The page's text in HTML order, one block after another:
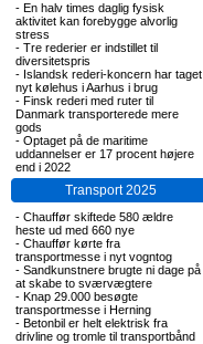
- En halv times daglig fysisk
aktivitet kan forebygge alvorlig
stress
- Tre rederier er indstillet til
diversitetspris
- Islandsk rederi-koncern har taget
nyt kølehus i Aarhus i brug
- Finsk rederi med ruter til
Danmark transporterede mere
gods
- Optaget på de maritime
uddannelser er 17 procent højere
end i 2022
Transport 2025
- Chauffør skiftede 580 ældre
heste ud med 660 nye
- Chauffør kørte fra
transportmesse i nyt vogntog
- Sandkunstnere brugte ni dage på
at skabe to sværvægtere
- Knap 29.000 besøgte
transportmesse i Herning
- Betonbil er helt elektrisk fra
drivline og tromle til transportbånd